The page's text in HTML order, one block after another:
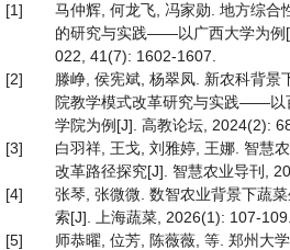
[1]
马仲辉, 何龙飞, 冯家勋. 地方综合
的研究与实践——以广西大学为例
022, 41(7): 1602-1607.
[2]
滕峥, 侯宪斌, 杨翠凤. 新农科背景
院教学模式改革研究与实践——以
学院为例[J]. 高教论坛, 2024(2):
[3]
白羽祥, 王戈, 刘雅婷, 王娜. 智慧
改革路径探究[J]. 智慧农业导刊,
[4]
张琴, 张微微. 数智农业背景下蔬
索[J]. 上海蔬菜, 2026(1): 107-109.
[5]
师恭曜, 位芳, 陈薇薇, 等. 郑州大